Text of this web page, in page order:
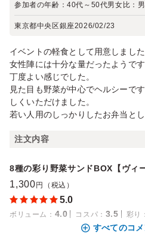
参加者の年齢：40代～50代男女比：
東京都中央区銀座2026/02/23
イベントの軽食として用意しました
女性陣には十分な量だったようで
丁度よい感じでした。
見た目も野菜が中心でヘルシーで
しくいただけました。
若い人用のしっかりしたお弁当とし
注文内容
8種の彩り野菜サンドBOX【ヴィ
1,300 円（税込）
5.0
ボリューム ： 4.0 コスパ ： 3.5 彩り
すべてのコ